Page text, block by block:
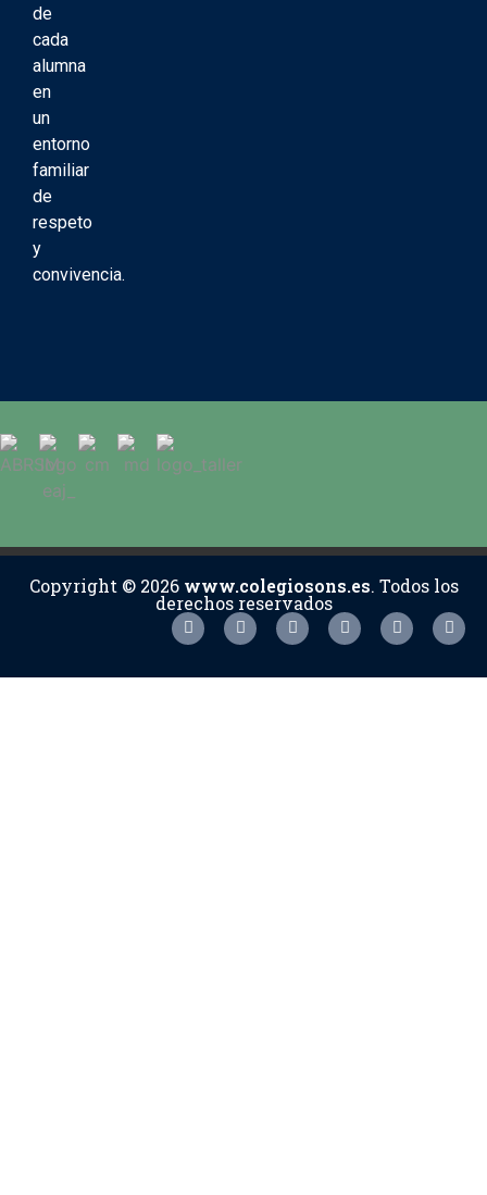
de
cada
alumna
en
un
entorno
familiar
de
respeto
y
convivencia.
Copyright © 2026 www.colegiosons.es. Todos los
derechos reservados